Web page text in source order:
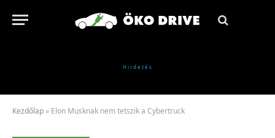
Kezdőlap » Elon Musknak nem tetszik a Cybertruck